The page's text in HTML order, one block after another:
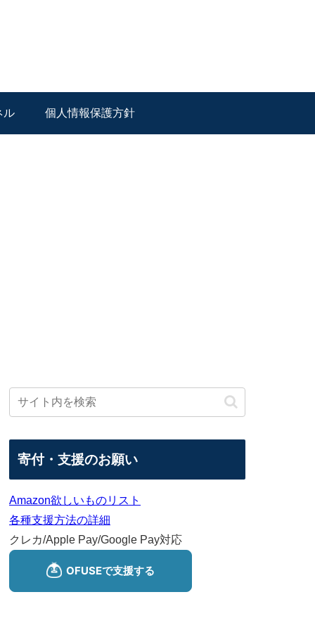
ル 個人情報保護方針
寄付・支援のお願い
Amazon欲しいものリスト
各種支援方法の詳細
クレカ/Apple Pay/Google Pay対応